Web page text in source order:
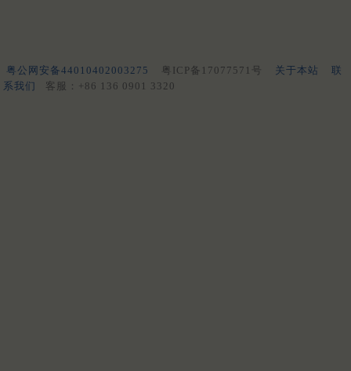
粤公网安备44010402003275 粤ICP备17077571号 关于本站
联
系我们
客服：+86 136 0901 3320